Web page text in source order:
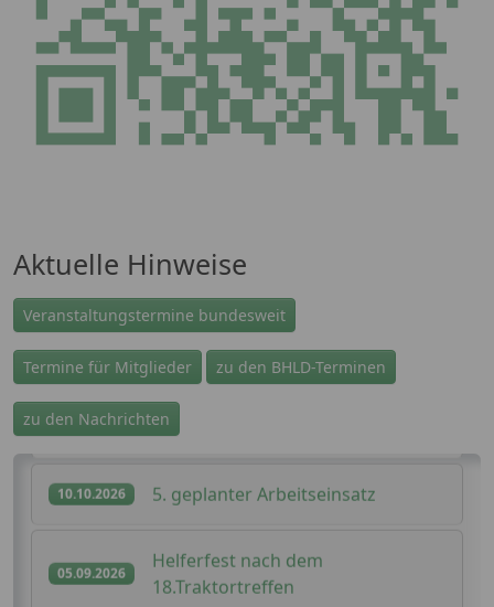
Aktuelle Hinweise
Veranstaltungstermine bundesweit
Termine für Mitglieder zu den BHLD-Terminen
zu den Nachrichten
12.12.2026 6. geplanter Arbeitseinsatz
10.10.2026 5. geplanter Arbeitseinsatz
05.09.2026
Helferfest nach dem
18.Traktortreffen